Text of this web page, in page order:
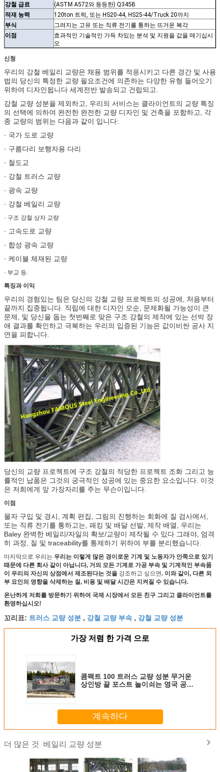
강철 급료
(ASTM A572와 동등한) Q345B
적재 능력
120ton 트럭, 또는 HS20-44, HS25-44/Truck 20까지
부식
그려지는 고유 또는 직류 전기를 통하는 뜨거운 복각
이점
효과적인 기술적인 가득 차있는 분석 및 지원을 값을 매기십시
오
신청
우리의 강철 베일리 교량은 채용 범위를 적응시키고 다른 경간 및 사용
법의 당신의 특정한 교량 필요조건에 의존하는 다양한 유형 들어오기
위하여 디자인됩니다 세계전반 발송되고 건립되고.
강철 교량 성분을 제외하고, 우리의 서비스는 클라이언트의 교량 특징
의 선택에 의하여 완전한 완전한 교량 디자인 및 건축을 포함하고, 각
종 교량의 범위는 다음과 같이 입니다:
· 국가 도로 교량
· 구름다리 보행자용 다리
· 철도교
· 강철 트러스 교량
· 광속 교량
· 강철 베일리 교량
· 구조 강철 상자 교량
· 고속도로 교량
· 합성 광속 교량
· 케이블 체재된 교량
· 부교 등.
특징과 이익
우리의 경험있는 팀은 당신의 강철 교량 프로젝트의 성공에, 처음부터
끝까지 집중됩니다. 직립에 대한 디자인 모순, 문제화될 가능성이 큰
문제, 및 당신을 돕는 첫번째로 맞은 구조 강철의 제작에 있는 선박 장
애 결과를 확인하고 극복하는 우리의 입증된 기능은 값이비싼 공사 지
연을 피합니다.
당신의 교량 프로젝트에 구조 강철의 적당한 프로젝트 조화 그리고 능
률적인 납품은 그것의 궁극적인 성공에 있는 중요한 요소입니다. 이것
은 저희에게 앞 가장자리를 주는 무슨이입니다.
이점
물자 구입 및 경시, 계획 편집, 그림의 진행하는 회화에 질 검사에서,
또는 직류 전기를 통하고는, 패킹 및 배달 선발, 제작 배열, 우리는
Baley 완벽한 베일리/자일의 확보/교량이 제작될 수 있다 그래야, 엄격
히 과정, 질 및 traceability를 통제하기 위하여 부를 분리했습니다.
마지막으로 우리는 우리는 이렇게 많은 경이로운 기계 및 노동자가 안쪽으로 있기
때문에 다른 회사 같이 아닙니다, 거의 모든 기계로 가공 부속 및 기계적인 부속품
이 우리의 자신의 상점에서 제조된다는 것을 강조하고 싶으면. 이와 같이, 다른 외
부 요인의 영향을 삭제하는 질, 비용 및 배달 시간은 지켜질 수 있습니다.
온난하게 저희를 방문하기 위하여 국제 시장에서 모든 친구 그리고 클라이언트를
환영하십시오!
꼬리표: 트러스 교량 성분 , 강철 교량 부속 , 강철 교량 성분
가장 저렴 한 가격 으로
콤팩트 100 트러스 교량 성분 무거운
상인방 끝 포스트 놀이쇠는 영국 공업
계속하다
더 많은 것 베일리 교량 성분